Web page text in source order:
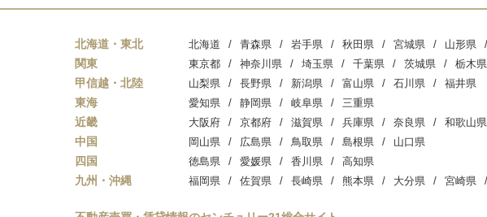
北海道・東北 北海道 青森県 岩手県 秋田県 宮城県 山形県
関東 東京都 神奈川県 埼玉県 千葉県 茨城県 栃木県
甲信越・北陸 山梨県 長野県 新潟県 富山県 石川県 福井県
東海 愛知県 静岡県 岐阜県 三重県
近畿 大阪府 京都府 滋賀県 兵庫県 奈良県 和歌山県
中国 岡山県 広島県 鳥取県 島根県 山口県
四国 徳島県 愛媛県 香川県 高知県
九州・沖縄 福岡県 佐賀県 長崎県 熊本県 大分県 宮崎県